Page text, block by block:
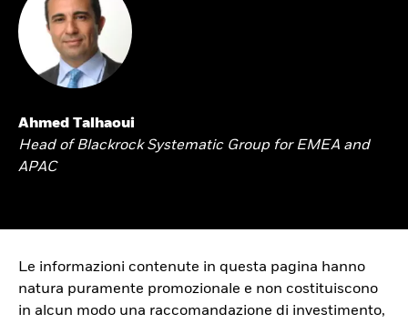
Ahmed Talhaoui
Head of Blackrock Systematic Group for EMEA and
APAC
Le informazioni contenute in questa pagina hanno
natura puramente promozionale e non costituiscono
in alcun modo una raccomandazione di investimento,